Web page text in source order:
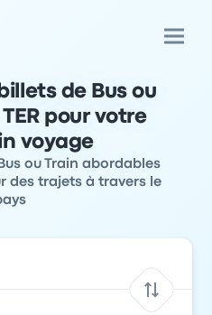
de Bus ou
pour votre
voyage
ou Train abordables
des trajets à travers le